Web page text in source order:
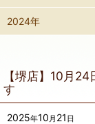
【堺店】10月
す
2025年10 月 21 日
2024年